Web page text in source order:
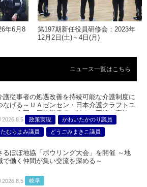
年6月8
第197期新任役員研修会：2023年
12月2日(土)～4日(月)
ニュース一覧はこちら
護従事者の処遇改善を持続可能な介護制度に
なげる～ＵＡゼンセン・日本介護クラフトユ
ニオン合同で厚生労働省に対する要請を実施～
2026.8.5 政策実現
かわいたかのり議員
たむらまみ議員
どうごみまきこ議員
るぼぼ地協「ボウリング大会」を開催 ～地
で働く仲間が集い交流を深める～
2026.8.5 岐阜